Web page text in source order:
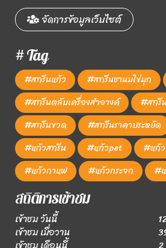
จัดการข้อมูลเว็บไซต์
# Tag
#สกรีนแก้ว #สกรีนชานมไข่มุก
#สกรีนตลับเครื่องสำอางค์
#สกรี
#สกรีนขวด
#สกรีนราคาประหยัด
#แก้วสกรีน
#แก้วpet #แก้
#แก้วกาแฟ
#แก้วกระจก #
สถิติการเข้าชม
เข้าชม วันนี้
เข้าชม เมื่อวาน